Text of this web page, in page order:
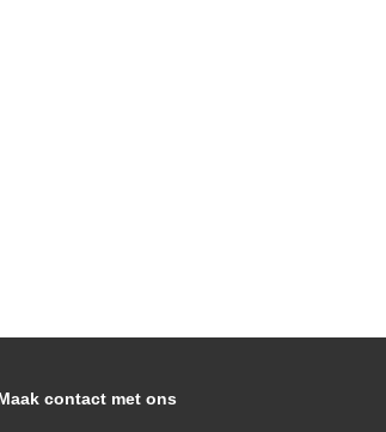
contact met ons